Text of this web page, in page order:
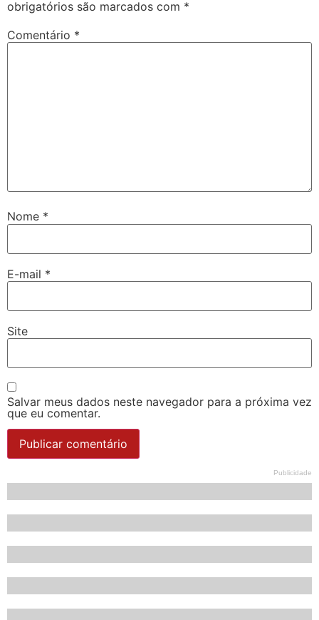
obrigatórios são marcados com *
Comentário *
Nome *
E-mail *
Site
Salvar meus dados neste navegador para a próxima vez
que eu comentar.
Publicidade